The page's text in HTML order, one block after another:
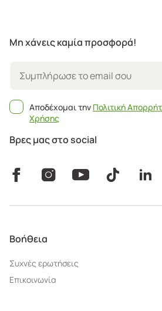
Μη χάνεις καμία προσφορά!
Αποδέχομαι την Πολιτική
Χρήσης
Βρες μας στο social
Βοήθεια
Συχνές ερωτήσεις
Επικοινωνία